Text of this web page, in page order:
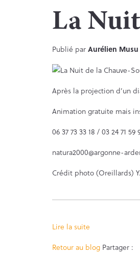
La
Publié parAurélien Musu
Après la projection d’un
Animation gratuite mais
06 37 73 33 18 / 03 24 71 59
natura2000@argonne-
Crédit photo (Oreillards) Y.
Lire la suite
Retour au blog Partager :